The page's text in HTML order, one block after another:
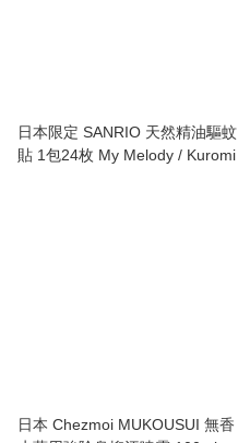
日本限定 SANRIO 天然精油驅蚊
貼 1包24枚 My Melody / Kuromi
日本 Chezmoi MUKOUSUI 無香